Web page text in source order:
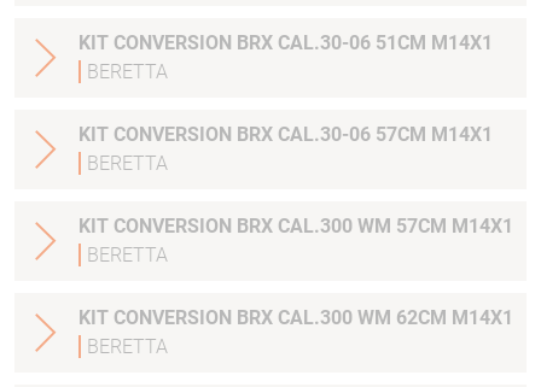
KIT CONVERSION BRX CAL.30-06 51CM M14X1
BERETTA
KIT CONVERSION BRX CAL.30-06 57CM M14X1
BERETTA
KIT CONVERSION BRX CAL.300 WM 57CM M14X1
BERETTA
KIT CONVERSION BRX CAL.300 WM 62CM M14X1
BERETTA